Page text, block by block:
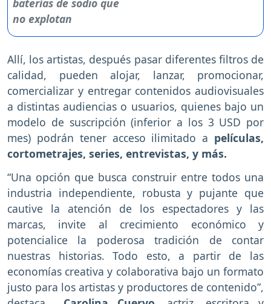
Allí, los artistas, después pasar diferentes filtros de
calidad, pueden alojar, lanzar, promocionar,
comercializar y entregar contenidos audiovisuales
a distintas audiencias o usuarios, quienes bajo un
modelo de suscripción (inferior a los 3 USD por
mes) podrán tener acceso ilimitado a películas,
cortometrajes, series, entrevistas, y más.
“Una opción que busca construir entre todos una
industria independiente, robusta y pujante que
cautive la atención de los espectadores y las
marcas, invite al crecimiento económico y
potencialice la poderosa tradición de contar
nuestras historias. Todo esto, a partir de las
economías creativa y colaborativa bajo un formato
justo para los artistas y productores de contenido”,